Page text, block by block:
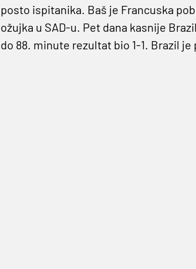
posto ispitanika. Baš je Francuska
ožujka u SAD-u. Pet dana kasnije
do 88. minute rezultat bio 1-1. Brazil